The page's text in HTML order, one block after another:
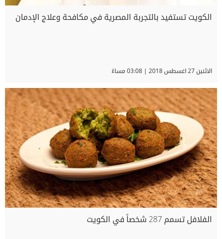
الكويت تستفيد بالتجربة المصرية في مكافحة وعلاج الإدمان
الاثنين 27 اغسطس 2018 | 03:08 مساءً
الفلافل تسمم 287 شخصاً في الكويت